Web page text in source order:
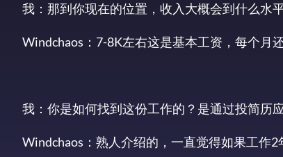
我：那到你现在的位置，收入大概会到什么水
Windchaos：7-8K左右这是基本工资，每个月
我：你是如何找到这份工作的？是通过投简历
Windchaos：熟人介绍的，一直觉得如果工作